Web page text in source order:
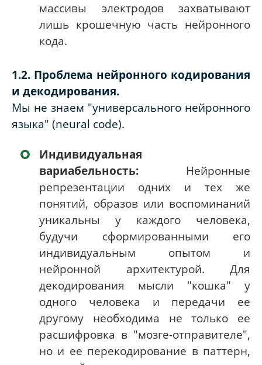
массивы электродов захватывают
лишь крошечную часть нейронного
кода.
1.2. Проблема нейронного кодирования
и декодирования.
Мы не знаем "универсального нейронного
языка" (neural code).
Индивидуальная
вариабельность: Нейронные
репрезентации одних и тех же
понятий, образов или воспоминаний
уникальны у каждого человека,
будучи сформированными его
индивидуальным опытом и
нейронной архитектурой. Для
декодирования мысли "кошка" у
одного человека и передачи ее
другому необходима не только ее
расшифровка в "мозге-отправителе",
но и ее перекодирование в паттерн,